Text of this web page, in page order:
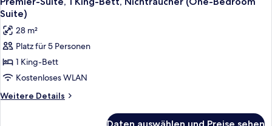
Nichtraucher
Fotos
für
Premier-
Suite,
1 King-
Bett,
Nichtraucher
Suite)
28 m²
Platz für 5 Personen
1 King-Bett
Kostenloses WLAN
Weitere Details
Weitere